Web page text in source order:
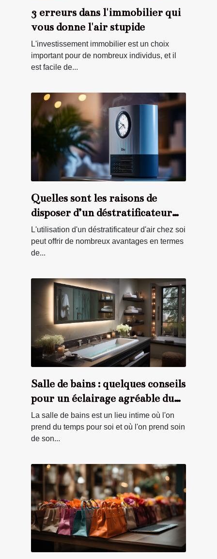
3 erreurs dans l'immobilier qui
vous donne l'air stupide
L'investissement immobilier est un choix
important pour de nombreux individus, et il
est facile de...
Quelles sont les raisons de
disposer d’un déstratificateur
d’air chez soi ?
L'utilisation d'un déstratificateur d'air chez soi
peut offrir de nombreux avantages en termes
de...
Salle de bains : quelques conseils
pour un éclairage agréable du
miroir
La salle de bains est un lieu intime où l'on
prend du temps pour soi et où l'on prend soin
de son...